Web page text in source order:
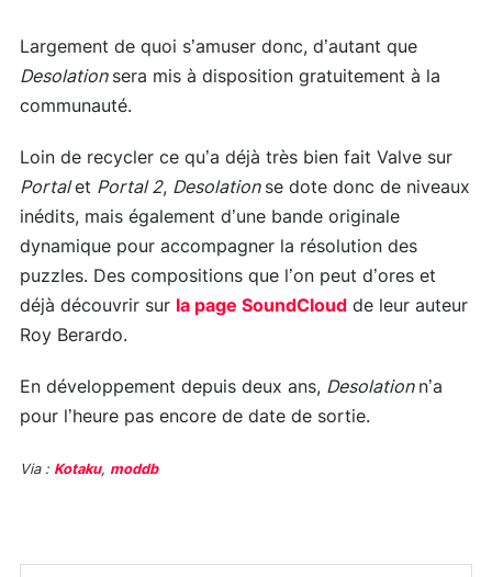
Largement de quoi s’amuser donc, d’autant que
Desolation sera mis à disposition gratuitement à la
communauté.
Loin de recycler ce qu’a déjà très bien fait Valve sur
Portalet Portal 2, Desolation se dote donc de niveaux
inédits, mais également d’une bande originale
dynamique pour accompagner la résolution des
puzzles. Des compositions que l’on peut d’ores et
déjà découvrir sur la page SoundCloud de leur auteur
Roy Berardo.
En développement depuis deux ans, Desolation n’a
pour l’heure pas encore de date de sortie.
Via : Kotaku, moddb